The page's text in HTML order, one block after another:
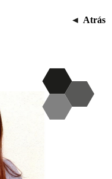
◄ Atrás